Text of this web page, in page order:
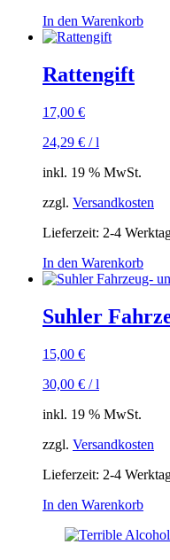
In den Warenkorb
Rattengift
17,00 €
24,29 € /l
inkl. 19 % MwSt.
zzgl. Versandkosten
Lieferzeit: 2-4
In den Warenkorb
Suhler
15,00 €
30,00 € /l
inkl. 19 % MwSt.
zzgl. Versandkosten
Lieferzeit: 2-4
In den Warenkorb